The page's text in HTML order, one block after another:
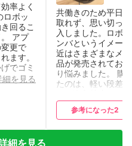
率よく
ロボッ
回るこ
アプ
更で
ます。
でゴミ
く減り
避の甘
ト掃
たい一
細を見る
共働きのため平日
取れず、思い切っ
入しました。ロボ
ンバというイメー
近はさまざまなメ
品が発売されてお
り悩みました。 購
たのは、軽い段差
そしてゴミの自動
その条件を満たす
た。 実際に使って
参考になった2
細を見る